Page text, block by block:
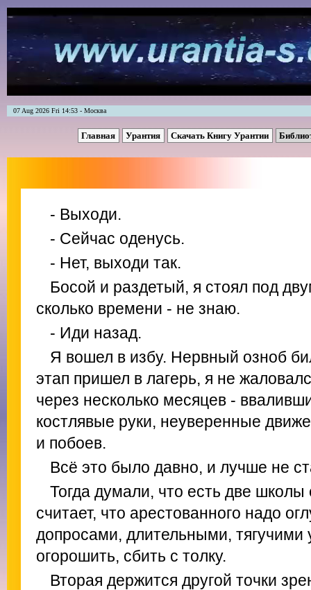
07 Aug 2026 Fri 14:53 - Москва
Главная Урантия Скачать Книгу Урантии
- Выходи.
- Сейчас оденусь.
- Нет, выходи так.
Босой и раздетый, я стоял под
сколько времени - не знаю.
- Иди назад.
Я вошел в избу. Нервный озноб
этап пришел в лагерь, я не
через несколько месяцев -
костлявые руки, неуверенные
и побоев.
Всё это было давно, и лучше не
Тогда думали, что есть две
считает, что арестованного надо
допросами, длительными, тягучими
огорошить, сбить с толку.
Вторая держится другой точки